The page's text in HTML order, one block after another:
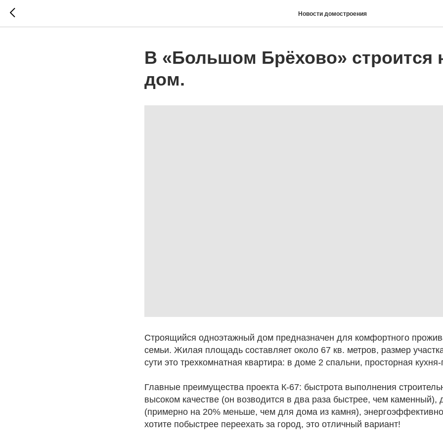
Новости домостроения
В «Большом Брёхово» строится
дом.
Строящийся одноэтажный дом предназначен для комфортного
семьи. Жилая площадь составляет около 67 кв. метров, размер
сути это трехкомнатная квартира: в доме 2 спальни, просторная кухня-
Главные преимущества проекта К-67: быстрота выполнения
высоком качестве (он возводится в два раза быстрее, чем каменный),
(примерно на 20% меньше, чем для дома из камня),
хотите побыстрее переехать за город, это отличный вариант!